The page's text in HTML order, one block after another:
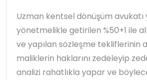
Uzman kentsel dönüşüm avukatı
yönetmelikle getirilen %50+1 ile
ve yapılan sözleşme tekliflerinin
maliklerin haklarını zedeleyip
analizi rahatlıkla yapar ve